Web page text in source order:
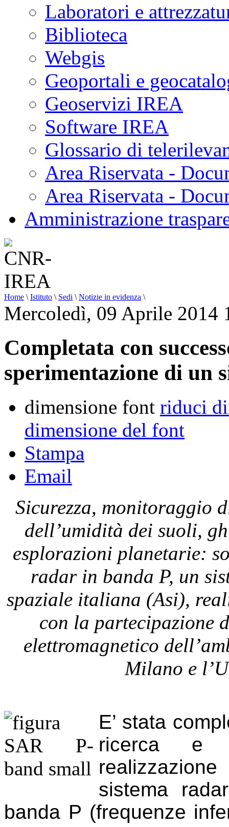
Laboratori e
Biblioteca
Webgis
Geoportali e
Geoservizi IREA
Software IREA
Glossario di
Area Riservata -
Area Riservata -
Amministrazione
Home \ Istituto \ Sedi \ Notizie in evidenza \
Mercoledì, 09 Aprile 2014
Completata con
sperimentazione di un
dimensione font riduci
dimensione del font
Stampa
Email
Sicurezza, monitoraggio
dell’umidità dei suoli,
esplorazioni planetarie:
radar in banda P, un
spaziale italiana (Asi),
con la partecipazione
elettromagnetico
Milano e
E’ stata
ricerca e
sistema
banda P (frequenze